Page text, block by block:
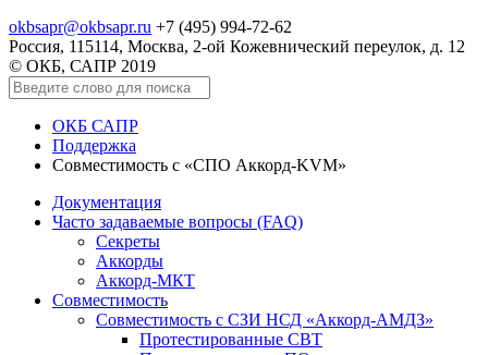
okbsapr@okbsapr.ru +7 (495) 994-72-62
Россия, 115114, Москва, 2-ой Кожевнический переулок, д. 12
© ОКБ, САПР 2019
ОКБ САПР
Поддержка
Совместимость с «СПО Аккорд-KVM»
Документация
Часто задаваемые вопросы (FAQ)
Секреты
Аккорды
Аккорд-МКТ
Совместимость
Совместимость с СЗИ НСД «Аккорд-АМДЗ»
Протестированные СВТ